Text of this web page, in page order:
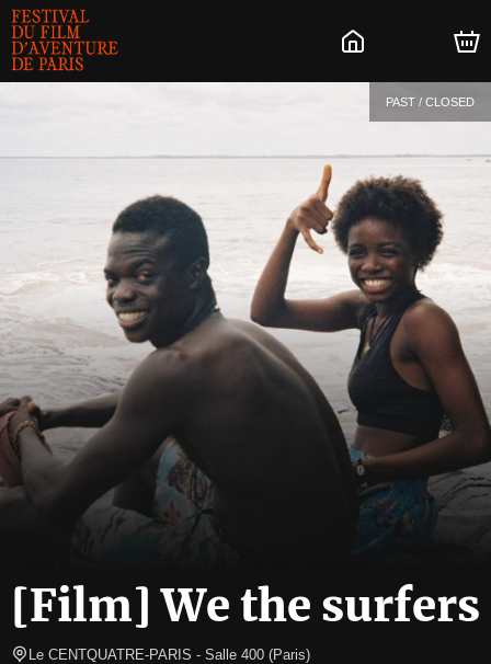
PAST / CLOSED
[Film] We the surfers
Le CENTQUATRE-PARIS - Salle 400 (Paris)